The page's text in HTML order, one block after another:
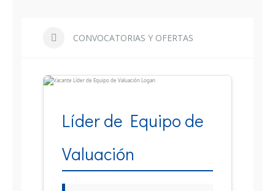
CONVOCATORIAS Y OFERTAS
Líder de Equipo de
Valuación